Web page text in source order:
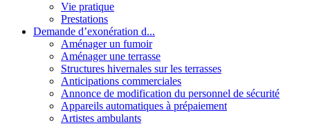
Vie pratique
Prestations
Demande d’exonération d...
Aménager un fumoir
Aménager une terrasse
Structures hivernales sur les terrasses
Anticipations commerciales
Annonce de modification du personnel de sécurité
Appareils automatiques à prépaiement
Artistes ambulants